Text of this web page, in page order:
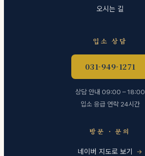
오시는 길
입소 상담
031-949-1271
상담 안내 09:00 – 18:00
입소 응급 연락 24시간
방문 · 문의
네이버 지도로 보기